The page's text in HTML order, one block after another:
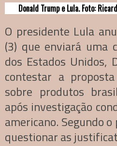
Donald Trump e Lula. Foto:
O presidente Lula
(3) que enviará uma
dos Estados Unidos,
contestar a
sobre produtos
após investigação
americano. Segundo
questionar as